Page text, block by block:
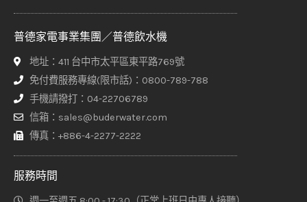
普德家電事業集團／普德飲水機
地址：411 台中市太平區東平路769號
免付費服務專線(限市話)：0800-789-788
手機請撥打：04-22706789
信箱：sales@buderwater.com
傳真：+886-4-2277-2222
服務時間